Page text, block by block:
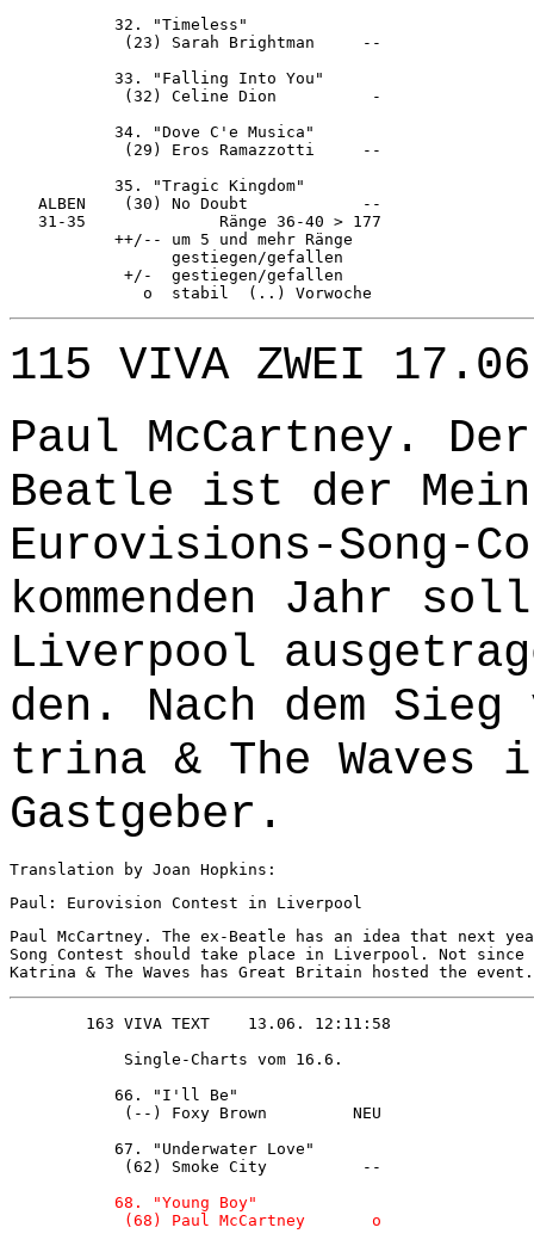
           32. "Timeless"
            (23) Sarah Brightman     --
           33. "Falling Into You"
            (32) Celine Dion          -
           34. "Dove C'e Musica"
            (29) Eros Ramazzotti     --
           35. "Tragic Kingdom"
   ALBEN    (30) No Doubt            --
   31-35              Ränge 36-40 > 177
           ++/-- um 5 und mehr Ränge
                 gestiegen/gefallen
            +/-  gestiegen/gefallen
              o  stabil  (..) Vorwoche
115 VIVA ZWEI
Paul McCartney.
Beatle ist der
Eurovisions-Song-
kommenden Jahr
Liverpool
den. Nach dem Sieg
trina & The Waves
Gastgeber.
Translation by Joan Hopkins:
Paul: Eurovision Contest in Liverpool
Paul McCartney. The ex-Beatle has an idea that next
Song Contest should take place in Liverpool. Not
Katrina & The Waves has Great Britain hosted the event.
            Single-Charts vom 16.6.
           66. "I'll Be"
            (--) Foxy Brown         NEU
           67. "Underwater Love"
            (62) Smoke City          --
           68. "Young Boy"